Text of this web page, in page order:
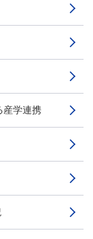
産学連携